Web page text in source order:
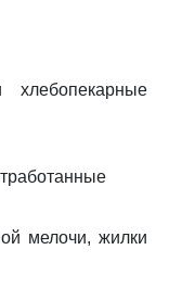
мелочи, жилки